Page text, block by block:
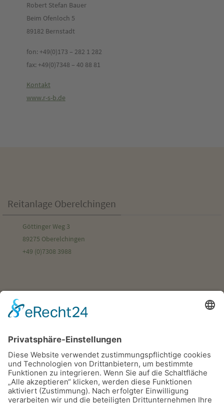
Robert Stefan Bauer
Beim Ofenloch 5
89182 Bernstadt
fon: +49(0)173 – 282 1 282
fax: +49(0)7348 – 40 88 81
Kontakt
www.r-s-b.de
Reitanlage Oberelchingen
Göttinger Weg 3
89275 Oberelchingen
+49 (0)7308 3988
Familie Meinecke